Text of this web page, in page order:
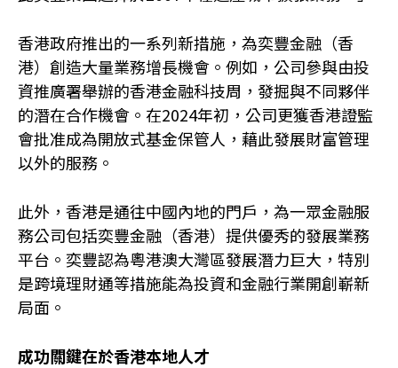
香港政府推出的一系列新措施，為奕豐金融（香
港）創造大量業務增長機會。例如，公司參與由投
資推廣署舉辦的香港金融科技周，發掘與不同夥伴
的潛在合作機會。在2024年初，公司更獲香港證監
會批准成為開放式基金保管人，藉此發展財富管理
以外的服務。
此外，香港是通往中國內地的門戶，為一眾金融服
務公司包括奕豐金融（香港）提供優秀的發展業務
平台。奕豐認為粵港澳大灣區發展潛力巨大，特別
是跨境理財通等措施能為投資和金融行業開創嶄新
局面。
成功關鍵在於香港本地人才